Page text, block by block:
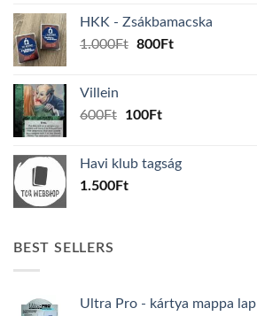
160Ft.150Ft.
HKK - Zsákbamacska
1.000Ft Original
800FtCurrent
Villein
600Ft
Original
600Ft.
100FtCurrent
100Ft.
Havi klub tagság
1.500Ft
BEST SELLERS
Ultra Pro - kártya mappa lap